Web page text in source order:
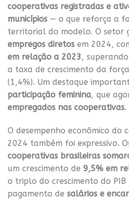
cooperativas registradas e
municípios — o que reforça a
territorial do modelo. O setor
empregos diretos em 2024,
em relação a 2023 ,
a taxa de crescimento da
(1,4%). Um destaque
participação feminina, que
empregados nas cooperativas.
O desempenho econômico do
2024 também foi expressivo.
cooperativas brasileiras
um crescimento de 9,5% em
o triplo do crescimento do PIB
pagamento de salários e